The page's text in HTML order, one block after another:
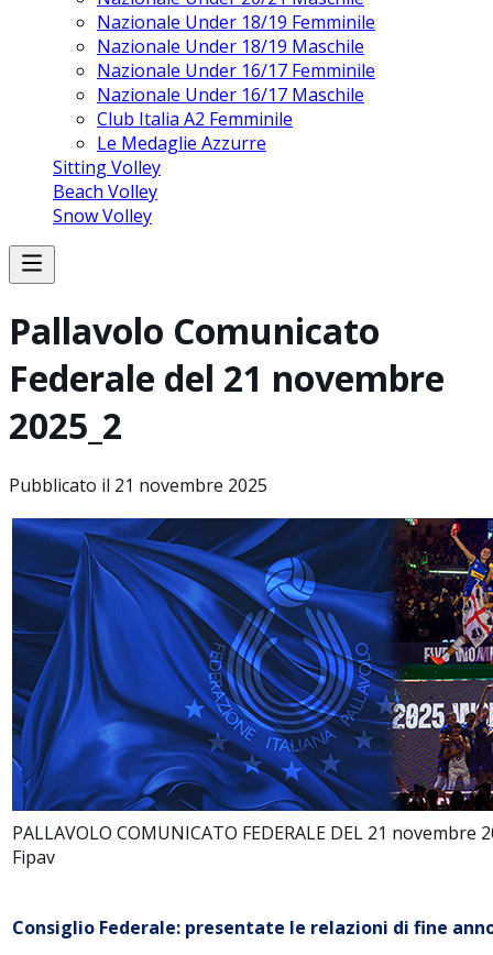
Nazionale Under 18/19 Femminile
Nazionale Under 18/19 Maschile
Nazionale Under 16/17 Femminile
Nazionale Under 16/17 Maschile
Club Italia A2 Femminile
Le Medaglie Azzurre
Sitting Volley
Beach Volley
Snow Volley
Pallavolo Comunicato
Federale del 21 novembre
2025_2
Pubblicato il 21 novembre 2025
PALLAVOLO COMUNICATO FEDERALE DEL 21 novembre
Fipav
Consiglio Federale: presentate le relazioni di fine